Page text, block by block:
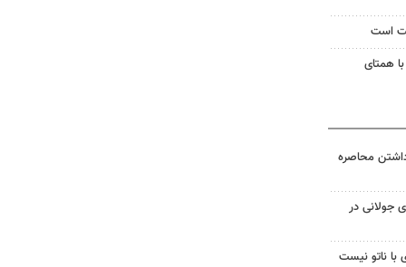
است
همتای
محاصره
جولانی در
با ناتو نیست